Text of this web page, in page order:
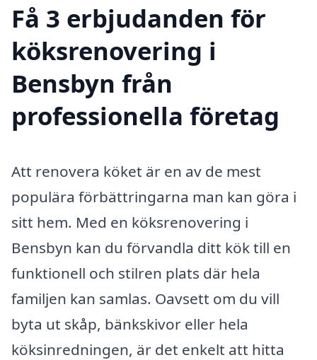
Få 3 erbjudanden för
köksrenovering i
Bensbyn från
professionella företag
Att renovera köket är en av de mest
populära förbättringarna man kan göra i
sitt hem. Med en köksrenovering i
Bensbyn kan du förvandla ditt kök till en
funktionell och stilren plats där hela
familjen kan samlas. Oavsett om du vill
byta ut skåp, bänkskivor eller hela
köksinredningen, är det enkelt att hitta